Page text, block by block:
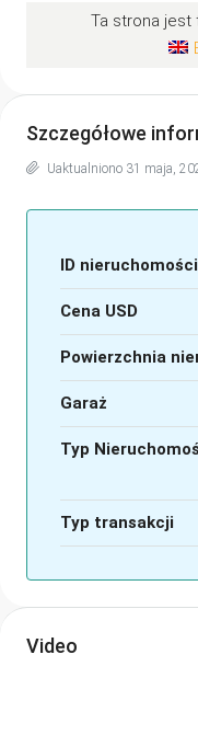
Ta strona jest
Szczegółowe
Uaktualniono 31 maja,
ID nieruchomości
Cena USD
Powierzchnia
Garaż
Typ
Typ transakcji
Video